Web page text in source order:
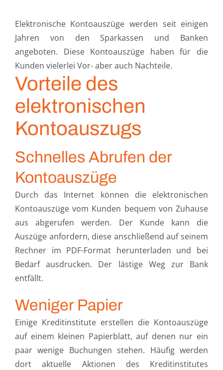
Elektronische Kontoauszüge werden seit einigen
Jahren von den Sparkassen und Banken
angeboten. Diese Kontoauszüge haben für die
Kunden vielerlei Vor- aber auch Nachteile.
Vorteile des
elektronischen
Kontoauszugs
Schnelles Abrufen der
Kontoauszüge
Durch das Internet können die elektronischen
Kontoauszüge vom Kunden bequem von Zuhause
aus abgerufen werden. Der Kunde kann die
Auszüge anfordern, diese anschließend auf seinem
Rechner im PDF-Format herunterladen und bei
Bedarf ausdrucken. Der lästige Weg zur Bank
entfällt.
Weniger Papier
Einige Kreditinstitute erstellen die Kontoauszüge
auf einem kleinen Papierblatt, auf denen nur ein
paar wenige Buchungen stehen. Häufig werden
dort aktuelle Aktionen des Kreditinstitutes